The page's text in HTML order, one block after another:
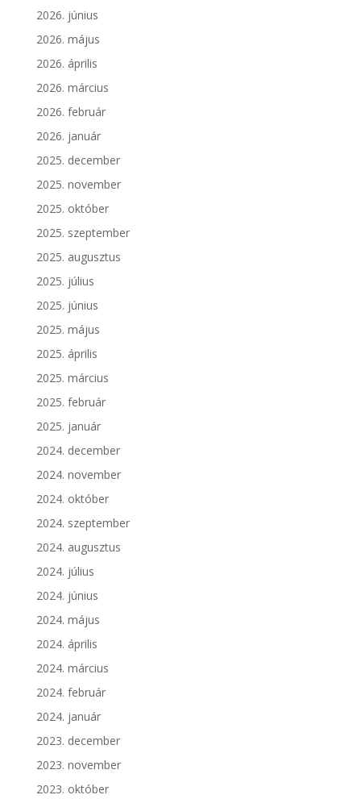
2026. június
2026. május
2026. április
2026. március
2026. február
2026. január
2025. december
2025. november
2025. október
2025. szeptember
2025. augusztus
2025. július
2025. június
2025. május
2025. április
2025. március
2025. február
2025. január
2024. december
2024. november
2024. október
2024. szeptember
2024. augusztus
2024. július
2024. június
2024. május
2024. április
2024. március
2024. február
2024. január
2023. december
2023. november
2023. október